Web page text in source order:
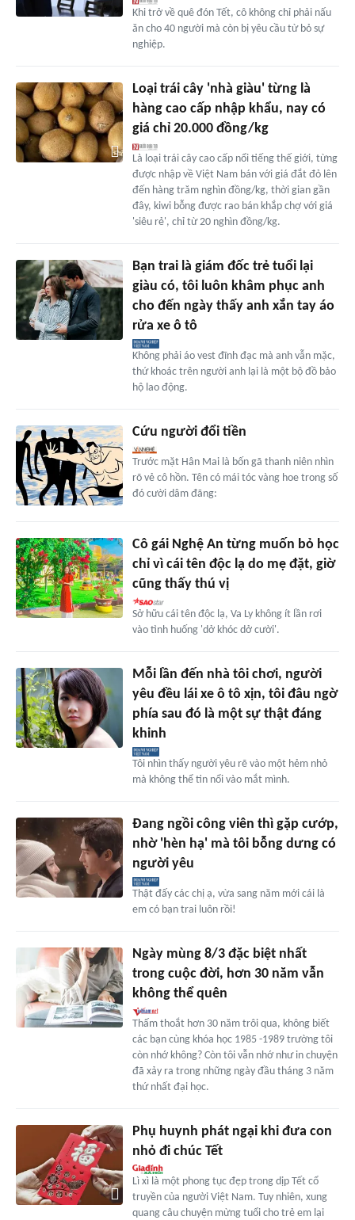
Khi trở về quê đón Tết, cô không chỉ phải nấu
ăn cho 40 người mà còn bị yêu cầu từ bỏ sự
nghiệp.
Loại trái cây 'nhà giàu' từng là
hàng cao cấp nhập khẩu, nay có
giá chỉ 20.000 đồng/kg
Là loại trái cây cao cấp nổi tiếng thế giới, từng
được nhập về Việt Nam bán với giá đắt đỏ lên
đến hàng trăm nghìn đồng/kg, thời gian gần
đây, kiwi bỗng được rao bán khắp chợ với giá
'siêu rẻ', chỉ từ 20 nghìn đồng/kg.
Bạn trai là giám đốc trẻ tuổi lại
giàu có, tôi luôn khâm phục anh
cho đến ngày thấy anh xắn tay áo
rửa xe ô tô
Không phải áo vest đĩnh đạc mà anh vẫn mặc,
thứ khoác trên người anh lại là một bộ đồ bảo
hộ lao động.
Cứu người đổi tiền
Trước mặt Hân Mai là bốn gã thanh niên nhìn
rõ vẻ cô hồn. Tên có mái tóc vàng hoe trong số
đó cười dâm đãng:
Cô gái Nghệ An từng muốn bỏ học
chỉ vì cái tên độc lạ do mẹ đặt, giờ
cũng thấy thú vị
Sở hữu cái tên độc lạ, Va Ly không ít lần rơi
vào tình huống 'dở khóc dở cười'.
Mỗi lần đến nhà tôi chơi, người
yêu đều lái xe ô tô xịn, tôi đâu ngờ
phía sau đó là một sự thật đáng
khinh
Tôi nhìn thấy người yêu rẽ vào một hẻm nhỏ
mà không thể tin nổi vào mắt mình.
Đang ngồi công viên thì gặp cướp,
nhờ 'hèn hạ' mà tôi bỗng dưng có
người yêu
Thật đấy các chị ạ, vừa sang năm mới cái là
em có bạn trai luôn rồi!
Ngày mùng 8/3 đặc biệt nhất
trong cuộc đời, hơn 30 năm vẫn
không thể quên
Thấm thoắt hơn 30 năm trôi qua, không biết
các bạn cùng khóa học 1985 -1989 trường tôi
còn nhớ không? Còn tôi vẫn nhớ như in chuyện
đã xảy ra trong những ngày đầu tháng 3 năm
thứ nhất đại học.
Phụ huynh phát ngại khi đưa con
nhỏ đi chúc Tết
Lì xì là một phong tục đẹp trong dịp Tết cổ
truyền của người Việt Nam. Tuy nhiên, xung
quang câu chuyện mừng tuổi cho trẻ em lại